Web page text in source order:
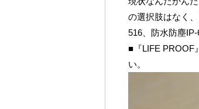
の選択肢はなく
516、防水防塵
■『LIFE PROOF
い。